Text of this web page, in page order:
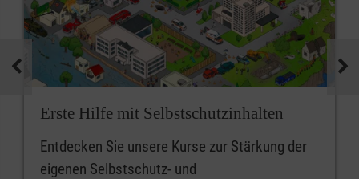
Erste Hilfe mit Selbstschutzinhalten
Entdecken Sie unsere Kurse zur Stärkung der
eigenen Selbstschutz- und